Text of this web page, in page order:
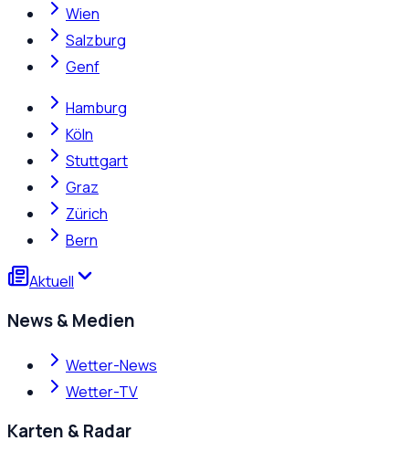
Wien
Salzburg
Genf
Hamburg
Köln
Stuttgart
Graz
Zürich
Bern
Aktuell
News & Medien
Wetter-News
Wetter-TV
Karten & Radar